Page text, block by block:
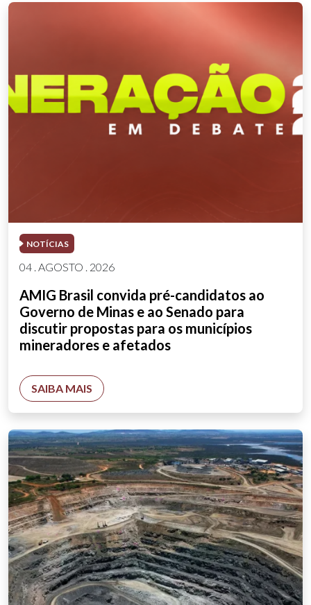
NOTÍCIAS
04 . AGOSTO . 2026
AMIG Brasil convida pré-candidatos ao
Governo de Minas e ao Senado para
discutir propostas para os municípios
mineradores e afetados
SAIBA MAIS